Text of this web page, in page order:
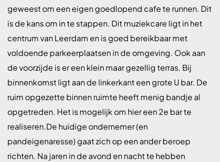
geweest om een eigen goedlopend cafe te runnen. Dit
is de kans om in te stappen. Dit muziekcare ligt in het
centrum van Leerdam en is goed bereikbaar met
voldoende parkeerplaatsen in de omgeving. Ook aan
de voorzijde is er een klein maar gezellig terras. Bij
binnenkomst ligt aan de linkerkant een grote U bar. De
ruim opgezette binnen ruimte heeft menig bandje al
opgetreden. Het is mogelijk om hier een 2e bar te
realiseren.De huidige ondernemer (en
pandeigenaresse) gaat zich op een ander beroep
richten. Na jaren in de avond en nacht te hebben